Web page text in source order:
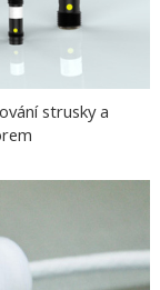
strusky a